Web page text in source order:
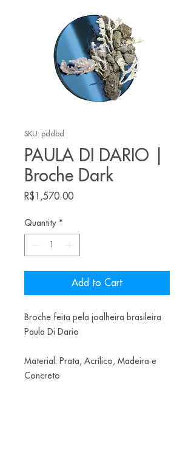
SKU: pddbd
PAULA DI DARIO |
Broche Dark
R$1,570.00Price
Quantity *
Add to Cart
Broche feita pela joalheira brasileira
Paula Di Dario
Material: Prata, Acrílico, Madeira e
Concreto